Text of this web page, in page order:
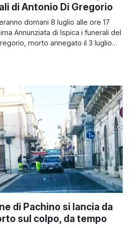
di Antonio Di Gregorio
domani 8 luglio alle ore 17
Annunziata di Ispica i funerali del
morto annegato il 3 luglio
di Pachino in provincia di
di Pachino si lancia da
sul colpo, da tempo